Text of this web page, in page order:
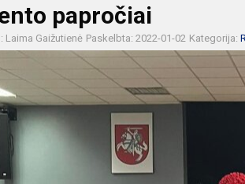
papročiai
Laima Gaižutienė Paskelbta: 2022-01-02 Kategorija: